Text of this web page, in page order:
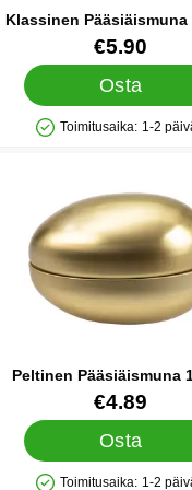
Klassinen Pääsiäismuna
Tuote.nro 14543
€5.90
Osta
Saatavuus: Varastossa
Toimitusaika: 1-2
Peltinen Pääsiäismuna
Kulta
Tuote.nro 21081
€4.89
Osta
Toimitusaika: 1-2
Merkitse peltinen